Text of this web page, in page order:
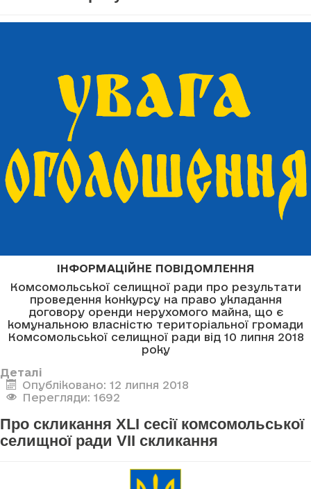
ІНФОРМАЦІЙНЕ ПОВІДОМЛЕННЯ
Комсомольської селищної ради про результати
проведення конкурсу на право укладання
договору оренди нерухомого майна, що є
комунальною власністю територіальної громади
Комсомольської селищної ради від 10 липня 2018
року
Деталі
Опубліковано: 12 липня 2018
Перегляди: 1692
Про скликання XLI сесії комсомольської
селищної ради VII скликання